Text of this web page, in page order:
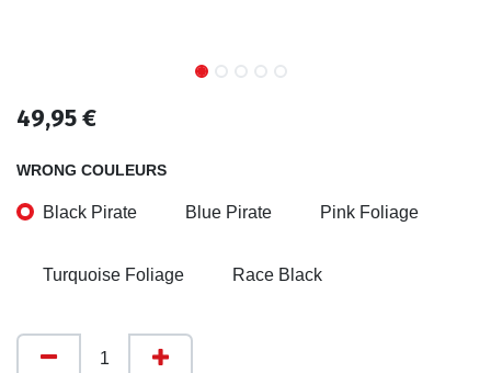
49,95€
WRONG COULEURS
Black Pirate Blue Pirate Pink Foliage
Turquoise Foliage Race Black